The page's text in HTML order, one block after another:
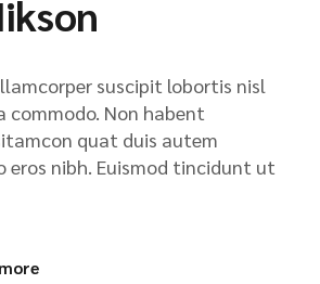
suscipit lobortis nisl
commodo. Non habent
quat duis autem
eros nibh. Euismod tincidunt ut